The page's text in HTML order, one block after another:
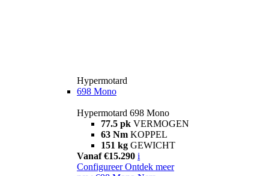
Hypermotard
698 Mono
Hypermotard 698 Mono
77.5 pk VERMOGEN
63 Nm KOPPEL
151 kg GEWICHT
Vanaf €15.290 i
Configureer Ontdek meer